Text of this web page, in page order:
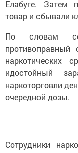
Елабуге. Затем
товар и сбывали
По словам
наркотических
идостойный
наркоторговли
очередной дозы.
Сотрудники